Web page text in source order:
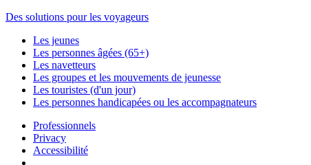
Des solutions pour les voyageurs
Les jeunes
Les personnes âgées (65+)
Les navetteurs
Les groupes et les mouvements de jeunesse
Les touristes (d'un jour)
Les personnes handicapées ou les accompagnateurs
Professionnels
Privacy
Accessibilité